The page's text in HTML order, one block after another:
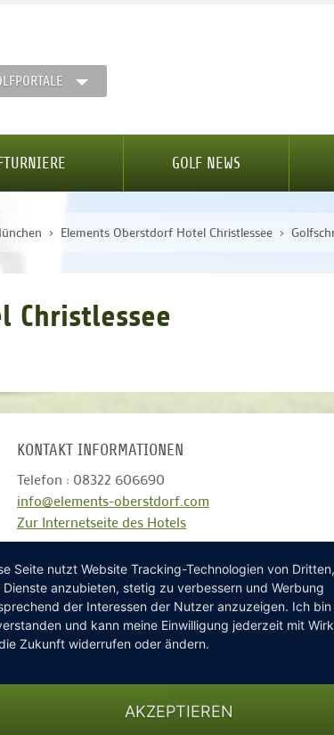
GOLF NEWS
Elements Oberstdorf Hotel Christlessee
Christlessee
KONTAKT INFORMATIONEN
Telefon : 08322 606690
info@elements-oberstdorf.com
Zur Internetseite des Hotels
im Trettachtal
Seite nutzt Website Tracking-Technologien von
Dienste anzubieten, stetig zu verbessern und Werbung
der Interessen der Nutzer anzuzeigen. Ich
und kann meine Einwilligung jederzeit mit
Zukunft widerrufen oder ändern.
AKZEPTIEREN